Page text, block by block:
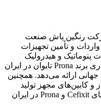
رنگین پاش صنعت
1384 در زمینه واردات و تأمین تجهیزات
پنوماتیک و هیدرولیک
فعالیت دارد. این شرکت نماینده انحصاری برند Prona تایوان در ایران
ارائه می‌دهد. همچنین
کابین‌های مجهز تولید
می‌کند. رنگین پاش صنعت مالک برندهای Cefixit و Prona در ایران